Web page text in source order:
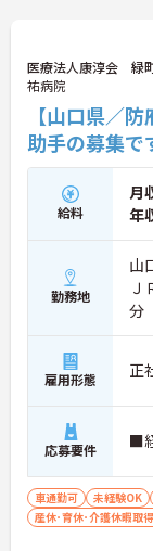
医療法人康淳会 緑
祐病院
【山口県／
助手の募集で
給料
月
年
勤務地
山
Ｊ
分
雇用形態 正
応募要件 ■
車通勤可 未経験OK
産休･育休･介護休暇取